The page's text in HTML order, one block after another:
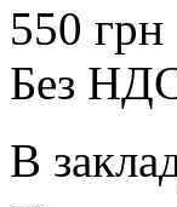
550 грн
Без
В